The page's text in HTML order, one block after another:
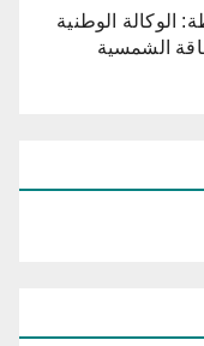
الوكالة الوطنية
الشمسية